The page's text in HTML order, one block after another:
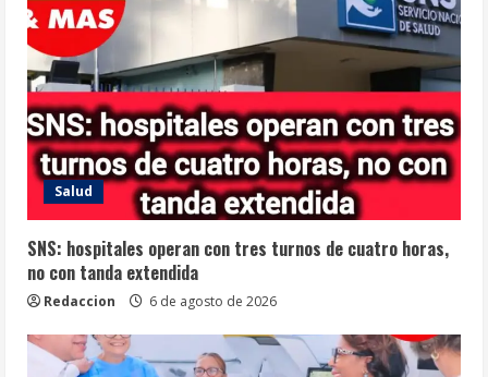
Salud
SNS: hospitales operan con tres turnos de cuatro horas,
no con tanda extendida
Redaccion 6 de agosto de 2026